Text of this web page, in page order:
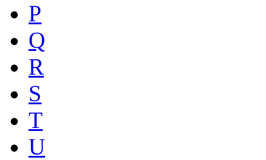
P
Q
R
S
T
U